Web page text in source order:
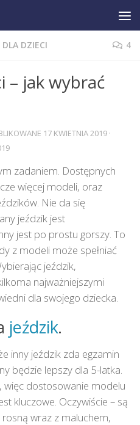
DLA DZIECI 4
– jak wybrać
17 KWIETNIA 2019 ·
zadaniem. Dostępnych
więcej modeli, oraz
Nie da się
jeździk jest
jest po prostu gorszy. To
z modeli może spełniać
jeździk,
najważniejszymi
dla swojego dziecka.
jeździk.
inny jeździk zda egzamin
będzie lepszy dla 5-latka.
więc dostosowanie modelu
kluczowe. Oczywiście – są
wraz z maluchem,